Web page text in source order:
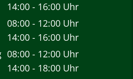
Von 08:00 bis 12:00
14:00 - 16:00 Uhr
Von 14:00 bis 16:00
08:00 - 12:00 Uhr
Von 08:00 bis 12:00
14:00 - 16:00 Uhr
Von 14:00 bis 16:00
08:00 - 12:00 Uhr
Von 08:00 bis 12:00
14:00 - 18:00 Uhr